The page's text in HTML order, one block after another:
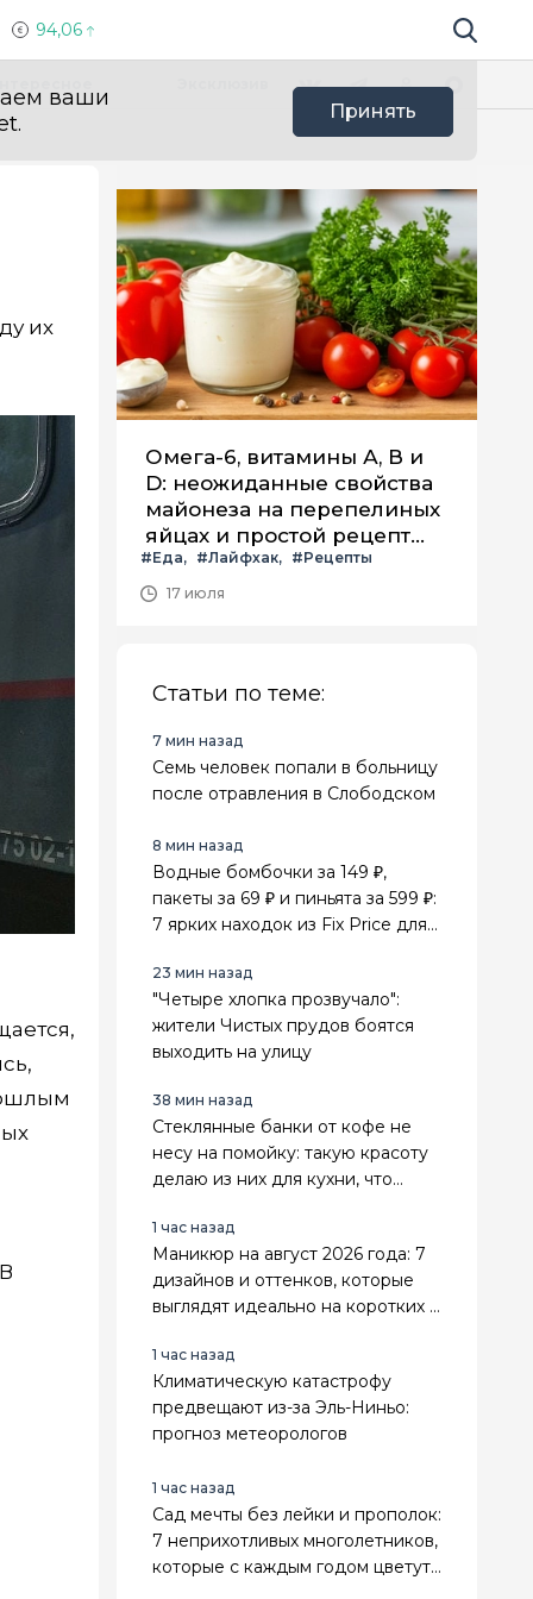
94,06 Поиск по
ваши
Принять
их
Омега-6, витамины А, В и
D: неожиданные свойства
майонеза на перепелиных
яйцах и простой рецепт
летнего салата с ним
#Еда #Лайфхак
#Рецепты
17 июля
Статьи по теме:
7 мин назад
Семь человек попали в больницу
после отравления в Слободском
8 мин назад
Водные бомбочки за 149 ₽,
пакеты за 69 ₽ и пиньята за 599 ₽:
7 ярких находок из Fix Price для
23 мин назад
"Четыре хлопка прозвучало":
жители Чистых прудов боятся
выходить на улицу
38 мин назад
Стеклянные банки от кофе не
несу на помойку: такую красоту
делаю из них для кухни, что
1 час назад
Маникюр на август 2026 года: 7
дизайнов и оттенков, которые
выглядят идеально на коротких и
1 час назад
Климатическую катастрофу
предвещают из-за Эль-Ниньо:
прогноз метеорологов
1 час назад
Сад мечты без лейки и прополок:
7 неприхотливых многолетников,
которые с каждым годом цветут